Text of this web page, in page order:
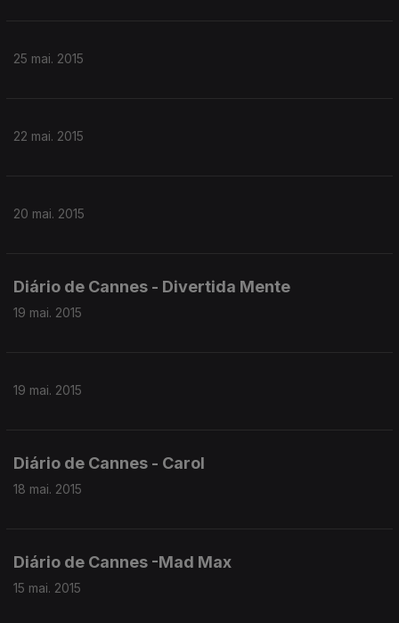
25 mai. 2015
22 mai. 2015
20 mai. 2015
Diário de Cannes - Divertida Mente
19 mai. 2015
19 mai. 2015
Diário de Cannes - Carol
18 mai. 2015
Diário de Cannes -Mad Max
15 mai. 2015